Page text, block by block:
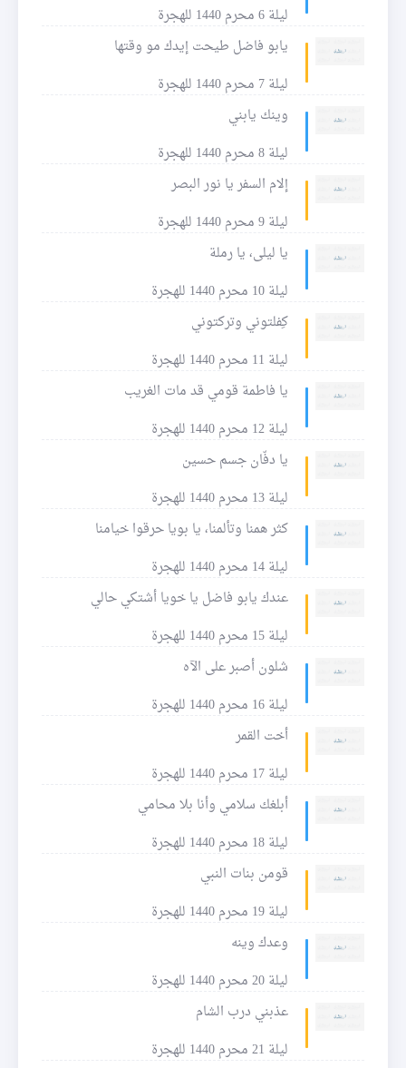
ليلة 6 محرم 1440 للهجرة
يابو فاضل طيحت إيدك مو وقتها
ليلة 7 محرم 1440 للهجرة
وينك يابني
ليلة 8 محرم 1440 للهجرة
إلام السفر يا نور البصر
ليلة 9 محرم 1440 للهجرة
يا ليلى، يا رملة
ليلة 10 محرم 1440 للهجرة
كِفلتوني وتركتوني
ليلة 11 محرم 1440 للهجرة
يا فاطمة قومي قد مات الغريب
ليلة 12 محرم 1440 للهجرة
يا دفّان جسم حسين
ليلة 13 محرم 1440 للهجرة
كثر همنا وتألمنا، يا بويا حرقوا خيامنا
ليلة 14 محرم 1440 للهجرة
عندك يابو فاضل يا خويا أشتكي حالي
ليلة 15 محرم 1440 للهجرة
شلون أصبر على الآه
ليلة 16 محرم 1440 للهجرة
أخت القمر
ليلة 17 محرم 1440 للهجرة
أبلغك سلامي وأنا بلا محامي
ليلة 18 محرم 1440 للهجرة
قومن بنات النبي
ليلة 19 محرم 1440 للهجرة
وعدك وينه
ليلة 20 محرم 1440 للهجرة
عذبني درب الشام
ليلة 21 محرم 1440 للهجرة